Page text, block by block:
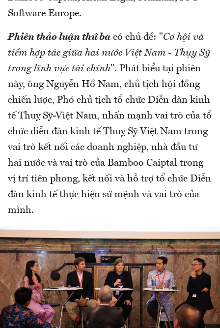
Software Europe.
Phiên thảo luận thứ ba có chủ đề: "Cơ hội và
tiềm hợp tác giữa hai nước Việt Nam - Thụy Sỹ
trong lĩnh vực tài chính". Phát biểu tại phiên
này, ông Nguyễn Hồ Nam, chủ tịch hội đồng
chiến lược, Phó chủ tịch tổ chức Diễn đàn kinh
tế Thuỵ Sỹ-Việt Nam, nhấn mạnh vai trò của tổ
chức diễn đàn kinh tế Thuỵ Sỹ Việt Nam trong
vai trò kết nối các doanh nghiệp, nhà đầu tư
hai nước và vai trò của Bamboo Caiptal trong
vị trí tiên phong, kết nối và hỗ trợ tổ chức Diễn
đàn kinh tế thực hiện sứ mệnh và vai trò của
mình.